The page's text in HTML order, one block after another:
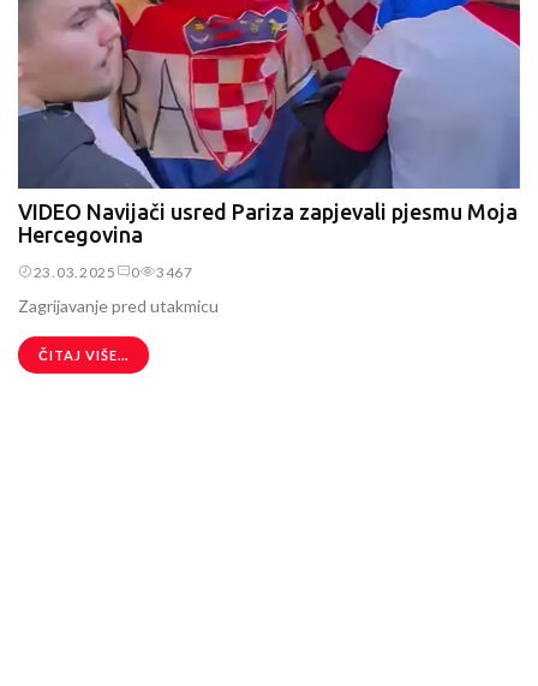
VIDEO Navijači usred Pariza zapjevali pjesmu Moja
Hercegovina
23.03.2025 0 3467
Zagrijavanje pred utakmicu
ČITAJ VIŠE...